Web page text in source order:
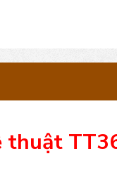
thuật